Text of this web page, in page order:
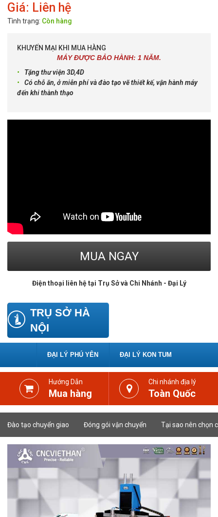
Giá: Liên hệ
Tình trạng: Còn hàng
KHUYẾN MẠI KHI MUA HÀNG
MÁY ĐƯỢC BẢO HÀNH: 1 NĂM.
Tặng thư viện 3D,4D
Có chỗ ăn, ở miễn phí và đào tạo vẽ thiết kế, vận hành máy
đến khi thành thạo
MUA NGAY
Điện thoại liên hệ tại Trụ Sở và Chi Nhánh - Đại Lý
TRỤ SỞ HÀ
NỘI
ĐẠI LÝ PHÚ YÊN ĐẠI LÝ KON TUM
Hướng Dẫn
Mua hàng
Chi nhánh địa lý
Toàn Quốc
Đào tạo chuyển giao Đóng gói vận chuyển Tại sao nên chọn